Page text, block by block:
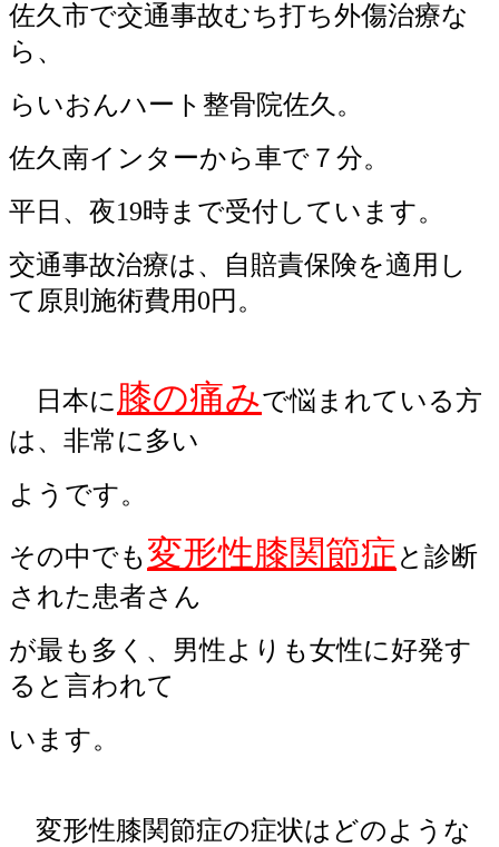
佐久市で交通事故むち打ち外傷治療な
ら、
らいおんハート整骨院佐久。
佐久南インターから車で７分。
平日、 夜19時まで受付しています。
交通事故治療は、自賠責保険を適用し
て原則施術費用0円。
日本に膝の痛みで悩まれている方
は、非常に多い
ようです。
その中でも変形性膝関節症 と診断
された患者さん
が最も多く、男性よりも女性に好発す
ると言われて
います。
変形性膝関節症の症状はどのような